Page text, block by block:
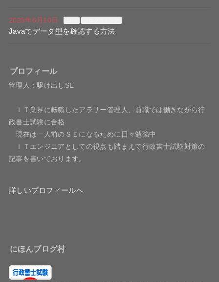
2025年6月10日
Javaでデータ型を確認する方法
プロフィール
管理人：駆け出しSE
ＩＴ業界に転職したアラサー管理人、前職では働きながら行
政書士試験に合格
現在は一人前のＳＥになるために日々勉強中
ＩＴエンジニアとしての視点も踏まえて行政書士試験対策の
記事を書いております。
詳しいプロフィールへ
にほんブログ村